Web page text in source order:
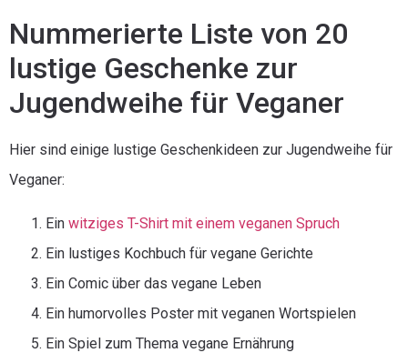
Nummerierte Liste von 20
lustige Geschenke zur
Jugendweihe für Veganer
Hier sind einige lustige Geschenkideen zur Jugendweihe für
Veganer:
Ein witziges T-Shirt mit einem veganen Spruch
Ein lustiges Kochbuch für vegane Gerichte
Ein Comic über das vegane Leben
Ein humorvolles Poster mit veganen Wortspielen
Ein Spiel zum Thema vegane Ernährung